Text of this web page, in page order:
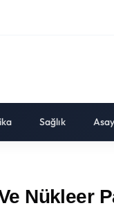
Sağlık
Nükleer